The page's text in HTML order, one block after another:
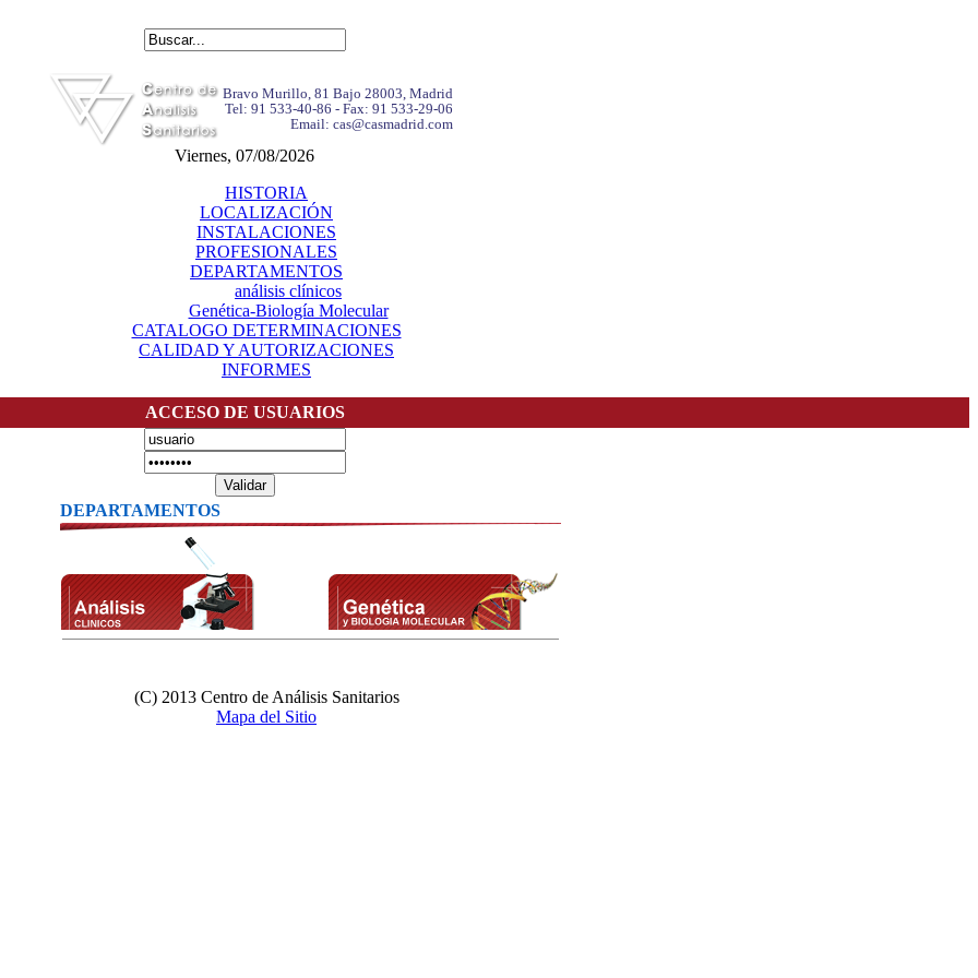
Bravo Murillo, 81 Bajo 28003, Madrid
Tel: 91 533-40-86 - Fax: 91 533-29-06
Email: cas@casmadrid.com
Viernes, 07/08/2026
HISTORIA
LOCALIZACIÓN
INSTALACIONES
PROFESIONALES
DEPARTAMENTOS
análisis clínicos
Genética-Biología Molecular
CATALOGO DETERMINACIONES
CALIDAD Y AUTORIZACIONES
INFORMES
ACCESO DE USUARIOS
DEPARTAMENTOS
(C) 2013 Centro de Análisis Sanitarios
Mapa del Sitio